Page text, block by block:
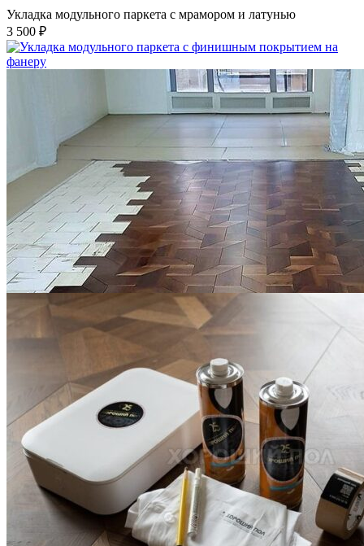
Укладка модульного паркета с мрамором и латунью
3 500 ₽
Укладка модульного паркета с финишным покрытием на
фанеру
3 600 ₽
Услуги по реставрации паркета